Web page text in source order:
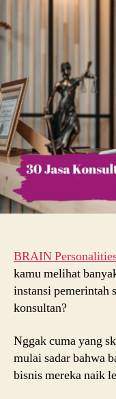
BRAIN
kamu melihat
instansi pemerintah
konsultan?
Nggak cuma yang
mulai sadar bahwa
bisnis mereka naik